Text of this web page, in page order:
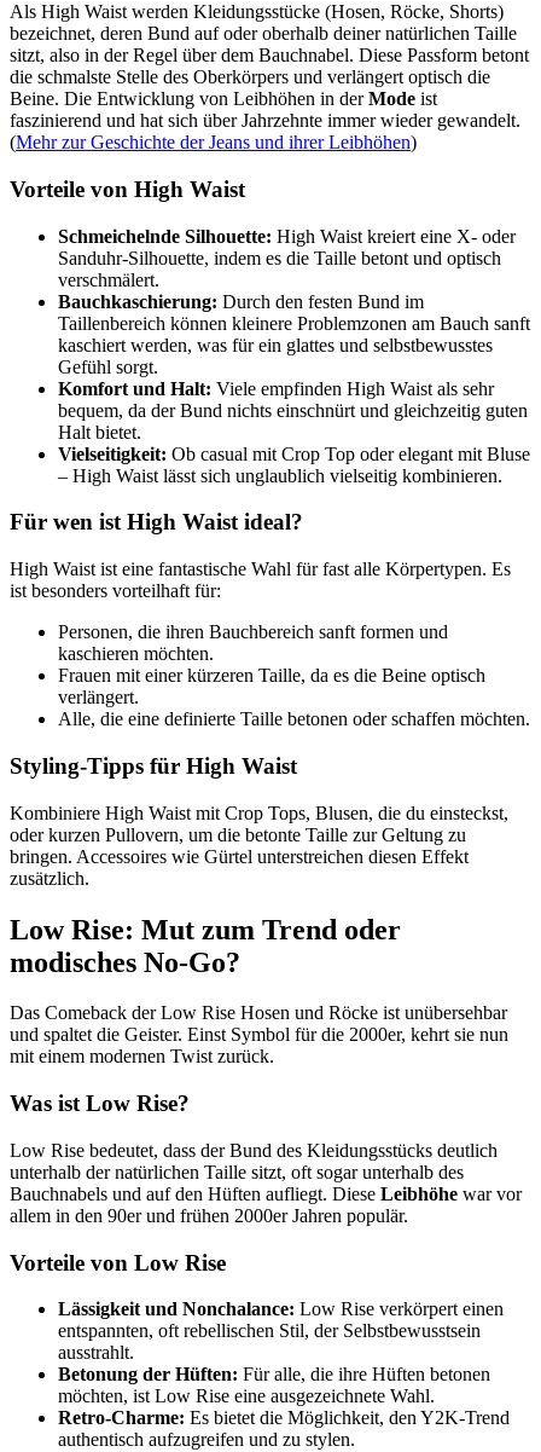
Als High Waist werden Kleidungsstücke (Hosen, Röcke, Shorts)
bezeichnet, deren Bund auf oder oberhalb deiner natürlichen Taille
sitzt, also in der Regel über dem Bauchnabel. Diese Passform betont
die schmalste Stelle des Oberkörpers und verlängert optisch die
Beine. Die Entwicklung von Leibhöhen in derMode ist
faszinierend und hat sich über Jahrzehnte immer wieder gewandelt.
(Mehr zur Geschichte der Jeans und ihrer Leibhöhen)
Vorteile von High Waist
Schmeichelnde Silhouette: High Waist kreiert eine X- oder
Sanduhr-Silhouette, indem es die Taille betont und optisch
verschmälert.
Bauchkaschierung: Durch den festen Bund im
Taillenbereich können kleinere Problemzonen am Bauch sanft
kaschiert werden, was für ein glattes und selbstbewusstes
Gefühl sorgt.
Komfort und Halt: Viele empfinden High Waist als sehr
bequem, da der Bund nichts einschnürt und gleichzeitig guten
Halt bietet.
Vielseitigkeit: Ob casual mit Crop Top oder elegant mit Bluse
– High Waist lässt sich unglaublich vielseitig kombinieren.
Für wen ist High Waist ideal?
High Waist ist eine fantastische Wahl für fast alle Körpertypen. Es
ist besonders vorteilhaft für:
Personen, die ihren Bauchbereich sanft formen und
kaschieren möchten.
Frauen mit einer kürzeren Taille, da es die Beine optisch
verlängert.
Alle, die eine definierte Taille betonen oder schaffen möchten.
Styling-Tipps für High Waist
Kombiniere High Waist mit Crop Tops, Blusen, die du einsteckst,
oder kurzen Pullovern, um die betonte Taille zur Geltung zu
bringen. Accessoires wie Gürtel unterstreichen diesen Effekt
zusätzlich.
Low Rise: Mut zum Trend oder
modisches No-Go?
Das Comeback der Low Rise Hosen und Röcke ist unübersehbar
und spaltet die Geister. Einst Symbol für die 2000er, kehrt sie nun
mit einem modernen Twist zurück.
Was ist Low Rise?
Low Rise bedeutet, dass der Bund des Kleidungsstücks deutlich
unterhalb der natürlichen Taille sitzt, oft sogar unterhalb des
Bauchnabels und auf den Hüften aufliegt. Diese Leibhöhe war vor
allem in den 90er und frühen 2000er Jahren populär.
Vorteile von Low Rise
Lässigkeit und Nonchalance: Low Rise verkörpert einen
entspannten, oft rebellischen Stil, der Selbstbewusstsein
ausstrahlt.
Betonung der Hüften: Für alle, die ihre Hüften betonen
möchten, ist Low Rise eine ausgezeichnete Wahl.
Retro-Charme: Es bietet die Möglichkeit, den Y2K-Trend
authentisch aufzugreifen und zu stylen.